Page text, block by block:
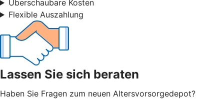
Überschaubare Kosten
Flexible Auszahlung
Lassen Sie sich beraten
Haben Sie Fragen zum neuen Altersvorsorgedepot?